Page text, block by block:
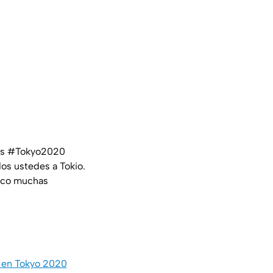
#Tokyo2020
ustedes a Tokio.
muchas
Tokyo 2020